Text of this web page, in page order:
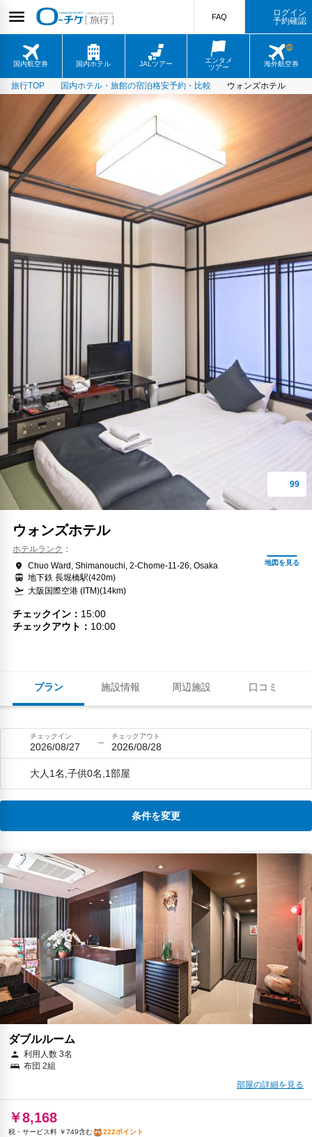
国内航空券 国内ホテル JALツアー
エンタメ
ツアー
海外航空券
FAQ
ログイン
予約確認
旅行TOP 国内ホテル・旅館の宿泊格安予約・比較 ウォンズホテル
プラン 施設情報 周辺施設 口コミ
ウォンズホテル
ホテルランク
Chuo Ward, Shimanouchi, 2-Chome-11-26, Osaka
地下鉄 長堀橋駅(420m)
大阪国際空港 (ITM)(14km)
チェックイン
15:00
チェックアウト
10:00
チェックイン
2026/08/27
チェックアウト
2026/08/28
大人1名,子供0名,1部屋
条件を変更
ダブルルーム
利用人数 3名
布団 2組
部屋の詳細を見る
￥8,168
税・サービス料 ￥749含む
222ポイント